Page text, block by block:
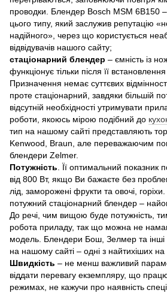
проводки. Блендер Bosch MSM 6B150 –
цього типу, який заслужив репутацію
надійного», через що користується
відвідувачів нашого сайту;
стаціонарний блендер – ємність із
функціонує тільки після її
Призначення немає суттєвих
проте стаціонарний, завдяки більшій
відсутній необхідності утримувати
роботи, якоюсь мірою подібний до
тип на нашому сайті представляють
Kenwood, Braun, але переважаючим
блендери Zelmer.
Потужність. Її оптимальний показник
від 800 Вт, якщо Ви бажаєте без
лід, заморожені фрукти та овочі,
потужний стаціонарний блендер –
До речі, чим вищою буде потужність,
робота приладу, так що можна не
модель. Блендери Бош, Зелмер та інші
на нашому сайті – одні з найтихіших на
Швидкість – не менш важливий
віддати перевагу екземпляру, що
режимах, не кажучи про наявність